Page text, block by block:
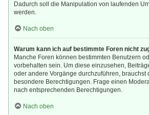
Dadurch soll die Manipulation von laufenden
werden.
Nach oben
Warum kann ich auf bestimmte Foren nicht
Manche Foren können bestimmten Benutzern
vorbehalten sein. Um diese einzusehen,
oder andere Vorgänge durchzuführen, brauchst
besondere Berechtigungen. Frage einen
nach entsprechenden Berechtigungen.
Nach oben